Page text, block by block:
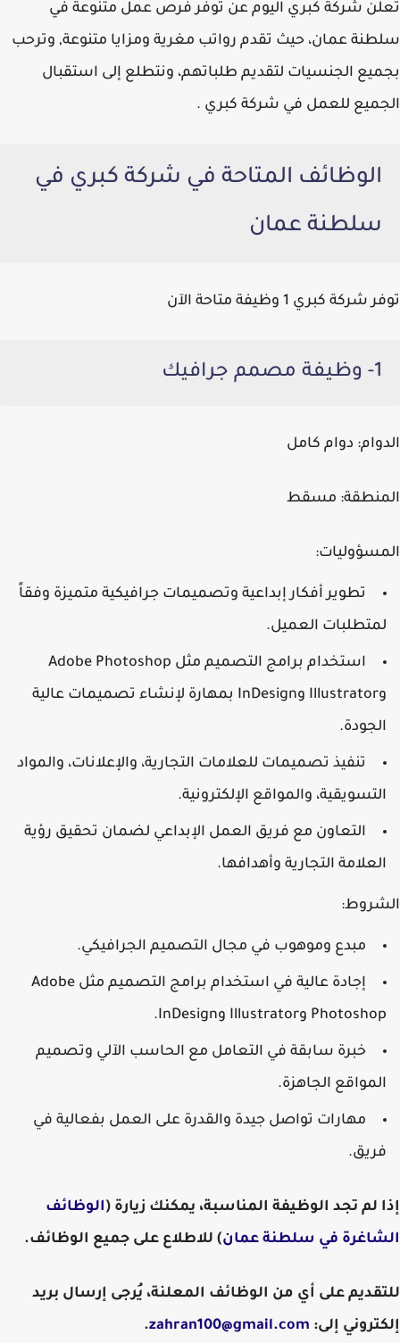
تعلن شركة كبري اليوم عن توفّر فرص عمل متنوعة في
سلطنة عمان، حيث تقدم رواتب مغرية ومزايا متنوعة, وترحب
بجميع الجنسيات لتقديم طلباتهم، ونتطلع إلى استقبال
الجميع للعمل في شركة كبري .
الوظائف المتاحة في شركة كبري في
سلطنة عمان
توفر شركة كبري 1 وظيفة متاحة الآن
1- وظيفة مصمم جرافيك
الدوام: دوام كامل
المنطقة: مسقط
المسؤوليات:
تطوير أفكار إبداعية وتصميمات جرافيكية متميزة وفقاً
لمتطلبات العميل.
استخدام برامج التصميم مثل Adobe Photoshop
وIllustrator وInDesign بمهارة لإنشاء تصميمات عالية
الجودة.
تنفيذ تصميمات للعلامات التجارية، والإعلانات، والمواد
التسويقية، والمواقع الإلكترونية.
التعاون مع فريق العمل الإبداعي لضمان تحقيق رؤية
العلامة التجارية وأهدافها.
الشروط:
مبدع وموهوب في مجال التصميم الجرافيكي.
إجادة عالية في استخدام برامج التصميم مثل Adobe
Photoshop وIllustrator وInDesign.
خبرة سابقة في التعامل مع الحاسب الآلي وتصميم
المواقع الجاهزة.
مهارات تواصل جيدة والقدرة على العمل بفعالية في
فريق.
إذا لم تجد الوظيفة المناسبة، يمكنك زيارة (الوظائف
الشاغرة في سلطنة عمان) للاطلاع على جميع الوظائف.
للتقديم على أي من الوظائف المعلنة، يُرجى إرسال بريد
إلكتروني إلى: zahran100@gmail.com
.